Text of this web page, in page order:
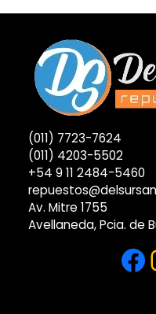
(011) 7723-7624
(011) 4203-5502
+54 9 11 2484-5460
Av. Mitre 1755
Avellaneda, Pcia. de